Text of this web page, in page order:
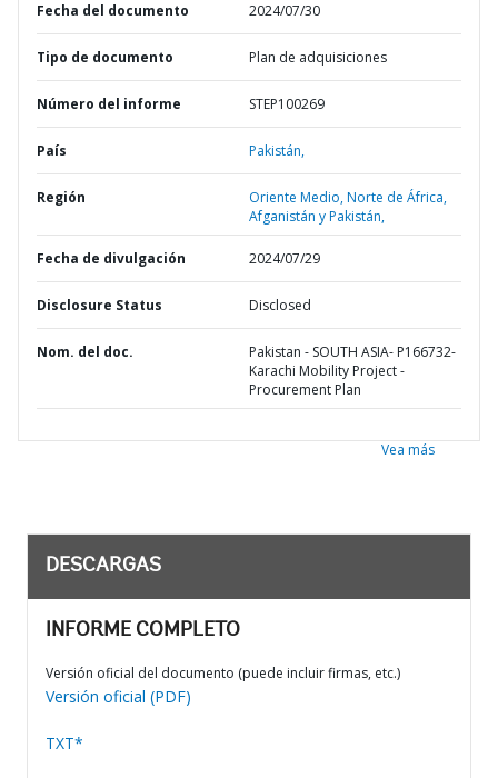
Fecha del documento 2024/07/30
Tipo de documento Plan de adquisiciones
Número del informe STEP100269
País Pakistán,
Región
Oriente Medio, Norte de África,
Afganistán y Pakistán,
Fecha de divulgación 2024/07/29
Disclosure Status Disclosed
Nom. del doc.
Pakistan - SOUTH ASIA- P166732-
Karachi Mobility Project -
Procurement Plan
Vea más
DESCARGAS
INFORME COMPLETO
Versión oficial del documento (puede incluir firmas, etc.)
Versión oficial (PDF)
TXT*